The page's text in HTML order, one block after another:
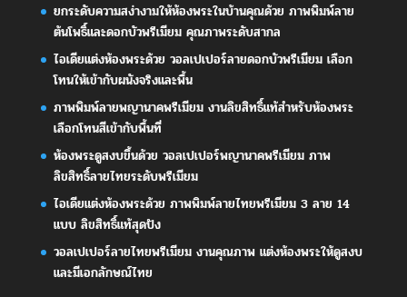
ยกระดับความสง่างามให้ห้องพระในบ้านคุณด้วย ภาพพิมพ์ลาย
ต้นโพธิ์และดอกบัวพรีเมียม คุณภาพระดับสากล
ไอเดียแต่งห้องพระด้วย วอลเปเปอร์ลายดอกบัวพรีเมียม เลือก
โทนให้เข้ากับผนังจริงและพื้น
ภาพพิมพ์ลายพญานาคพรีเมียม งานลิขสิทธิ์แท้สำหรับห้องพระ
เลือกโทนสีเข้ากับพื้นที่
ห้องพระดูสงบขึ้นด้วย วอลเปเปอร์พญานาคพรีเมียม ภาพ
ลิขสิทธิ์ลายไทยระดับพรีเมียม
ไอเดียแต่งห้องพระด้วย ภาพพิมพ์ลายไทยพรีเมียม 3 ลาย 14
แบบ ลิขสิทธิ์แท้สุดปัง
วอลเปเปอร์ลายไทยพรีเมียม งานคุณภาพ แต่งห้องพระให้ดูสงบ
และมีเอกลักษณ์ไทย